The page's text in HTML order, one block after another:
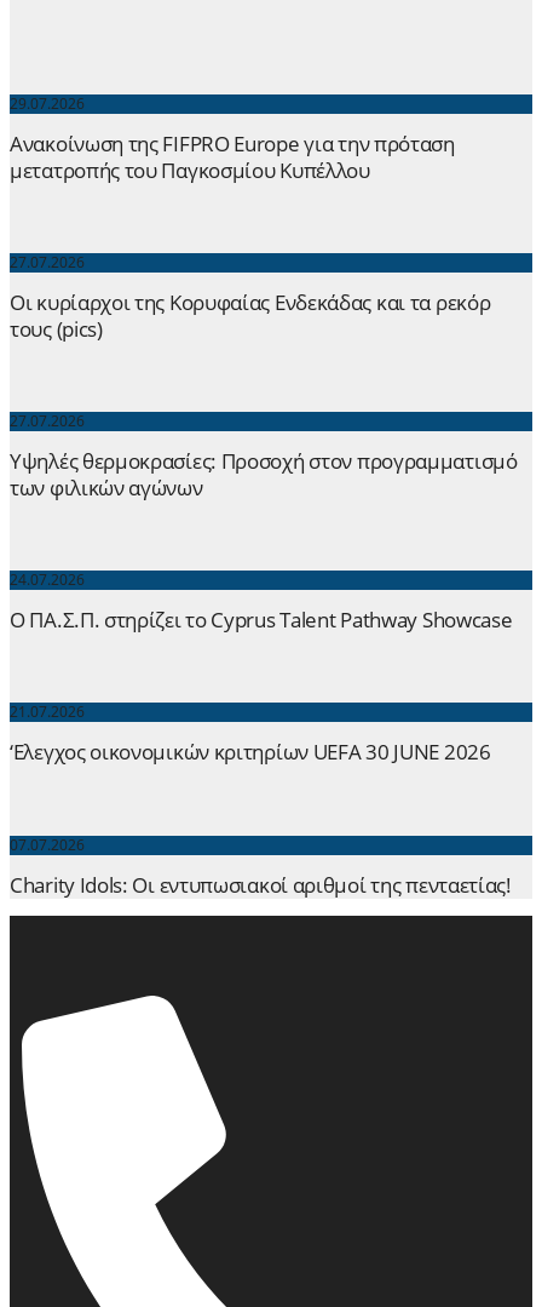
29.07.2026
Ανακοίνωση της FIFPRO Europe για την πρόταση
μετατροπής του Παγκοσμίου Κυπέλλου
27.07.2026
Οι κυρίαρχοι της Κορυφαίας Ενδεκάδας και τα ρεκόρ
τους (pics)
27.07.2026
Yψηλές θερμοκρασίες: Προσοχή στον προγραμματισμό
των φιλικών αγώνων
24.07.2026
Ο ΠΑ.Σ.Π. στηρίζει το Cyprus Talent Pathway Showcase
21.07.2026
‘Ελεγχος οικονομικών κριτηρίων UEFA 30 JUNE 2026
07.07.2026
Charity Idols: Οι εντυπωσιακοί αριθμοί της πενταετίας!